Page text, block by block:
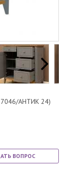
АНТИК 24)
ВОПРОС